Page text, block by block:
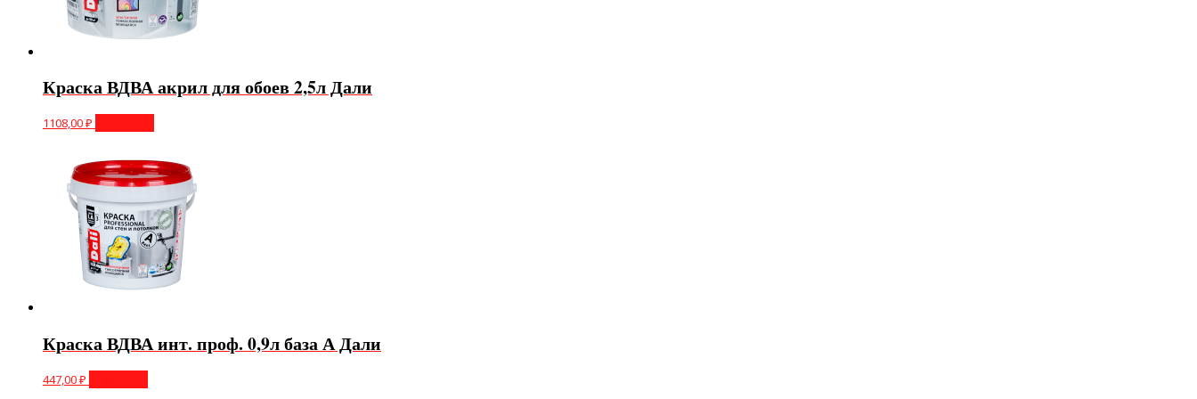
Краска ВДВА акрил для обоев 2,5л Дали
1108,00₽
Краска ВДВА инт. проф. 0,9л база А Дали
447,00₽